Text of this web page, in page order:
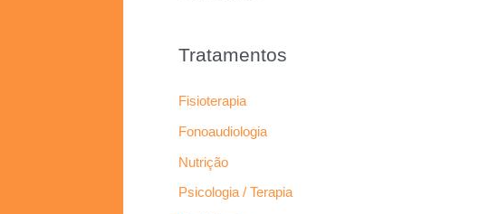
Tratamentos
Fisioterapia
Fonoaudiologia
Nutrição
Psicologia / Terapia